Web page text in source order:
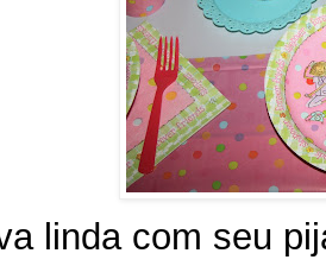
linda com seu